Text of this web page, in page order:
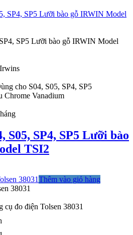
SP5 Lưỡi bào gỗ IRWIN Model
cho S04, S05, SP4, SP5
Chrome Vanadium
S05, SP4, SP5 Lưỡi bào
TSI2
Thêm vào giỏ hàng
38031
cụ đo điện Tolsen 38031